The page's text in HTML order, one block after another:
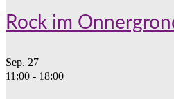
Rock im
Sep. 27
11:00 - 18:00